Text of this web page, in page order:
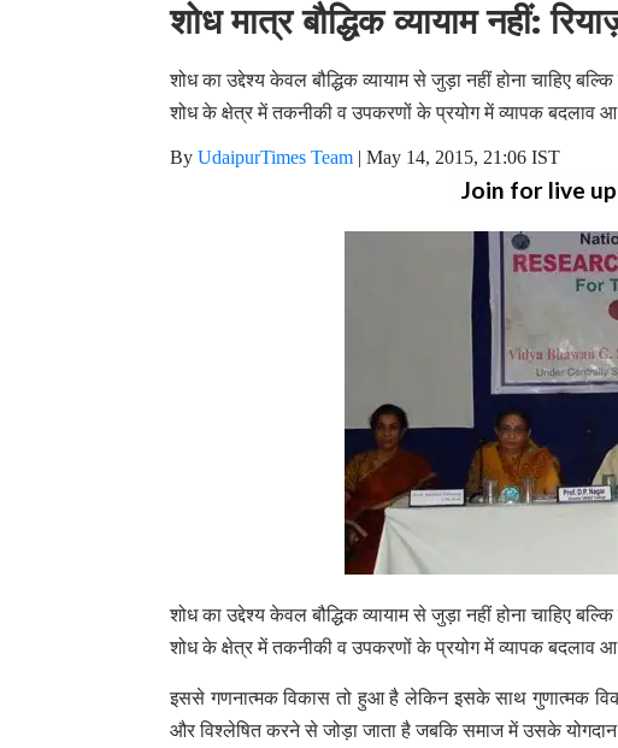
शोध मात्र बौद्धिक व्यायाम नहीं:
शोध का उद्देश्य केवल बौद्धिक व्यायाम से जुड़ा नहीं होना चाहिए
शोध के क्षेत्र में तकनीकी व उपकरणों के प्रयोग में व्यापक बदलाव
By UdaipurTimes Team | May 14, 2015, 21:06 IST
Join for live
शोध का उद्देश्य केवल बौद्धिक व्यायाम से जुड़ा नहीं होना चाहिए
शोध के क्षेत्र में तकनीकी व उपकरणों के प्रयोग में व्यापक बदलाव
इससे गणनात्मक विकास तो हुआ है लेकिन इसके साथ गुणात्मक
और विश्लेषित करने से जोड़ा जाता है जबकि समाज में उसके